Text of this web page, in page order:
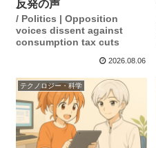
反発の声
/ Politics | Opposition
voices dissent against
consumption tax cuts
2026.08.06
テクノロジー・科学